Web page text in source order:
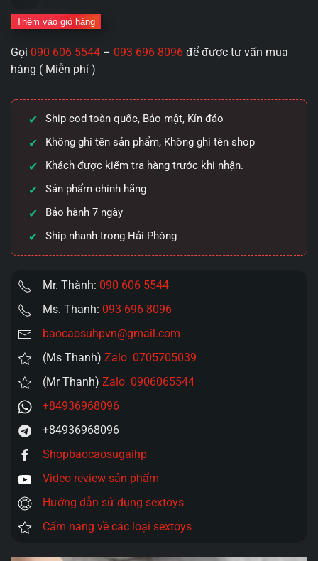
dâm
động
Leten
Future
Pro
thế
hệ
thứ
3
New
số
lượng
Thêm vào giỏ hàng
Gọi 090 606 5544 – 093 696 8096 để được tư vấn mua
hàng ( Miễn phí )
Ship cod toàn quốc, Bảo mật, Kín đáo
Không ghi tên sản phẩm, Không ghi tên shop
Khách được kiểm tra hàng trước khi nhận.
Sản phẩm chính hãng
Bảo hành 7 ngày
Ship nhanh trong Hải Phòng
Mr. Thành: 090 606 5544
Ms. Thanh: 093 696 8096
baocaosuhpvn@gmail.com
(Ms Thanh) Zalo 0705705039
(Mr Thanh) Zalo 0906065544
+84936968096
+84936968096
Shopbaocaosugaihp
Video review sản phẩm
Hướng dẫn sử dụng sextoys
Cẩm nang về các loại sextoys